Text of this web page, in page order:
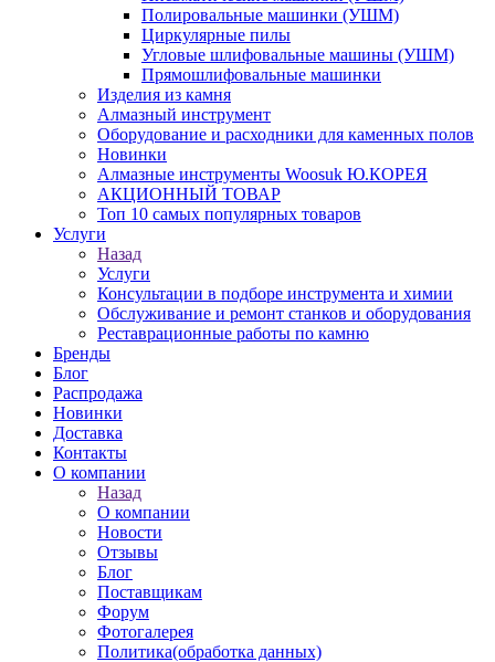
Полировальные машинки (УШМ)
Циркулярные пилы
Угловые шлифовальные машины (УШМ)
Прямошлифовальные машинки
Изделия из камня
Алмазный инструмент
Оборудование и расходники для каменных полов
Новинки
Алмазные инструменты Woosuk Ю.КОРЕЯ
АКЦИОННЫЙ ТОВАР
Топ 10 самых популярных товаров
Услуги
Назад
Услуги
Консультации в подборе инструмента и химии
Обслуживание и ремонт станков и оборудования
Реставрационные работы по камню
Бренды
Блог
Распродажа
Новинки
Доставка
Контакты
О компании
Назад
О компании
Новости
Отзывы
Блог
Поставщикам
Форум
Фотогалерея
Политика(обработка данных)